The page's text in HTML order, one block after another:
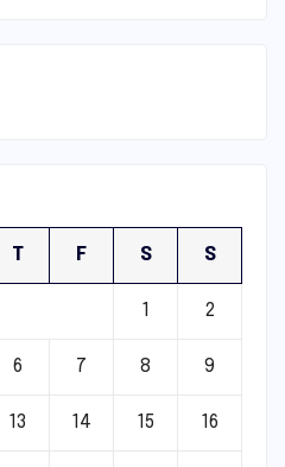
T F S S
1 2
6 7 8 9
13 14 15 16